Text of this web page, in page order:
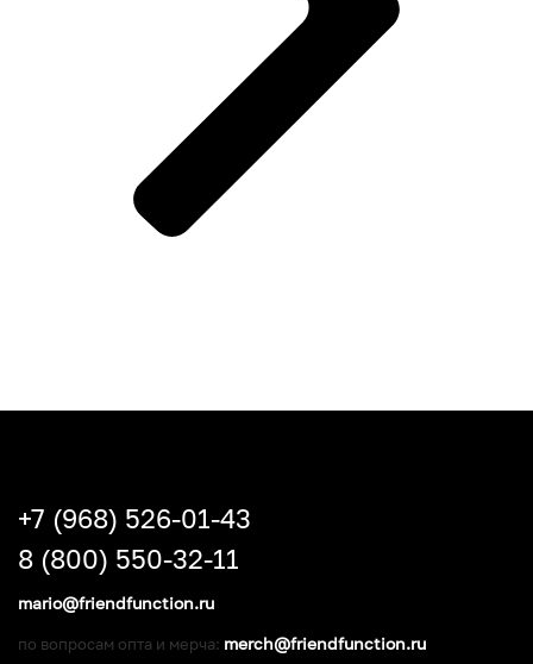
+7 (968) 526-01-43
8 (800) 550-32-11
mario@friendfunction.ru
по вопросам опта и мерча: merch@friendfunction.ru